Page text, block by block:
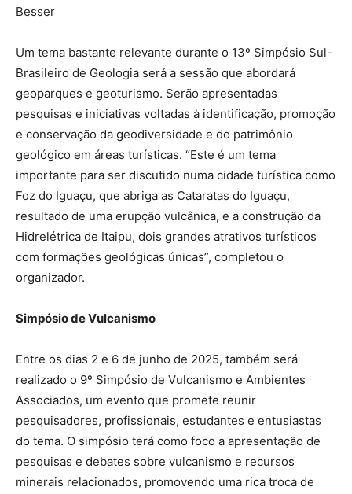
Besser
Um tema bastante relevante durante o 13º Simpósio Sul-
Brasileiro de Geologia será a sessão que abordará
geoparques e geoturismo. Serão apresentadas
pesquisas e iniciativas voltadas à identificação, promoção
e conservação da geodiversidade e do patrimônio
geológico em áreas turísticas. “Este é um tema
importante para ser discutido numa cidade turística como
Foz do Iguaçu, que abriga as Cataratas do Iguaçu,
resultado de uma erupção vulcânica, e a construção da
Hidrelétrica de Itaipu, dois grandes atrativos turísticos
com formações geológicas únicas”, completou o
organizador.
Simpósio de Vulcanismo
Entre os dias 2 e 6 de junho de 2025, também será
realizado o 9º Simpósio de Vulcanismo e Ambientes
Associados, um evento que promete reunir
pesquisadores, profissionais, estudantes e entusiastas
do tema. O simpósio terá como foco a apresentação de
pesquisas e debates sobre vulcanismo e recursos
minerais relacionados, promovendo uma rica troca de